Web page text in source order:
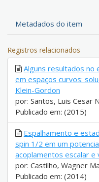
Metadados do item
Registros relacionados
Alguns resultados no
em espaços curvos:
Klein-Gordon
por: Santos, Luis Cesar
Publicado em: (2015)
Espalhamento e
spin 1/2 em um
acoplamentos escalar e
por: Castilho, Wagner
Publicado em: (2014)